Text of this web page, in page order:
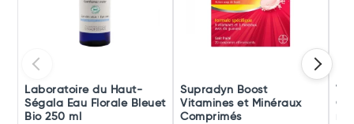
Laboratoire du Haut-
Ségala Eau Florale Bleuet
Bio 250 ml
Supradyn Boost
Vitamines et Minéraux
Comprimés